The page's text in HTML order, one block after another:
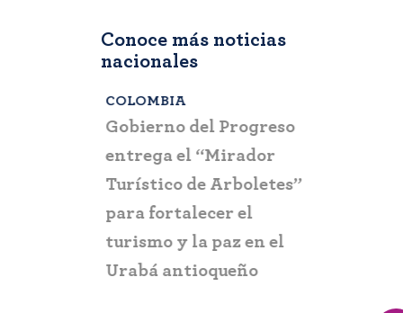
Conoce más noticias
nacionales
COLOMBIA
Gobierno del Progreso
entrega el “Mirador
Turístico de Arboletes”
para fortalecer el
turismo y la paz en el
Urabá antioqueño